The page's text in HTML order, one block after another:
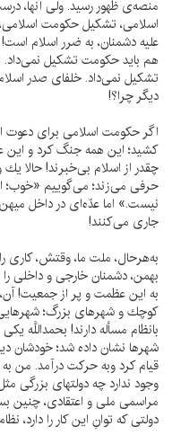
منصه‌ى ظهور رسيد. ولى آنها،
اسلامى، تشكيل حكومت
عليه دشمنان، به ضرر اسلام
هم بايد حكومت تشكيل نمى‌داد.
تشكيل نمى‌داد. خلفاى صدر
ديگر چرا؟!
اگر حكومت اسلامى براى دعوت
كشيد؛ اين همه جنگ كرد و اين
چقدر از اسلام بى‌خبرند! حالا يك
حرفى مى‌زند؛ مى‌گوييم «خوب؛
نيست.» اما عدّه‌اى در داخل
جارى مى‌كنند!
به‌هرحال، ملت ما، وقتش، كارى
بهمن، دشمنان خارجى و داخلى را
به اين عظمت و پر از جمعيت!
كوچك و شهرهاى بزرگ؛
بانظام مسأله دارند!
شهرها نشان داده شد؛ خودشان
قيام كرد وبه حركت درآمد. من
وجود ندارد چه دولتهاى بزرگى
مراسمى ملى و اعتقادى، چنين
دولتى كه توانِ اين كار را